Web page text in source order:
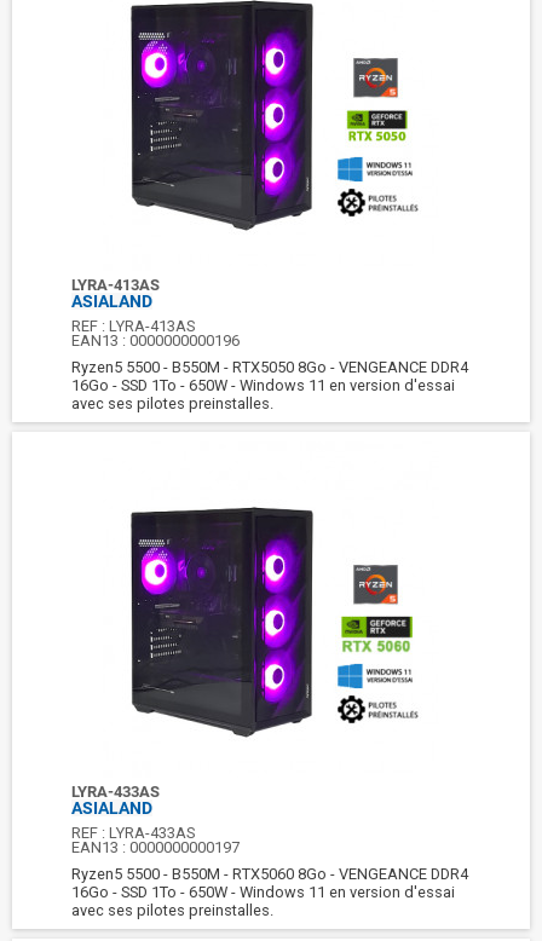
LYRA-413AS
ASIALAND
REF :LYRA-413AS
EAN13 :0000000000196
Ryzen5 5500 - B550M - RTX5050 8Go - VENGEANCE DDR4
16Go - SSD 1To - 650W - Windows 11 en version d'essai
avec ses pilotes preinstalles.
LYRA-433AS
ASIALAND
REF :LYRA-433AS
EAN13 :0000000000197
Ryzen5 5500 - B550M - RTX5060 8Go - VENGEANCE DDR4
16Go - SSD 1To - 650W - Windows 11 en version d'essai
avec ses pilotes preinstalles.